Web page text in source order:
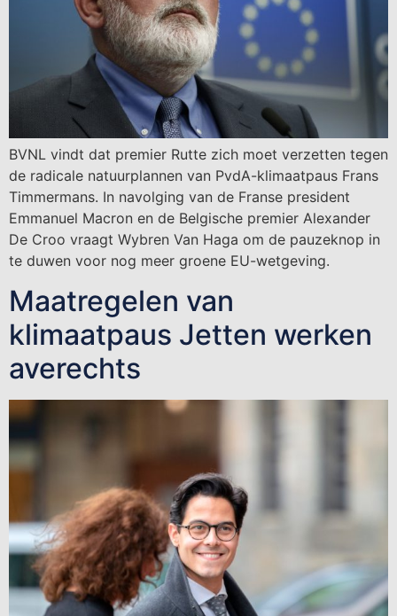
BVNL vindt dat premier Rutte zich moet verzetten tegen
de radicale natuurplannen van PvdA-klimaatpaus Frans
Timmermans. In navolging van de Franse president
Emmanuel Macron en de Belgische premier Alexander
De Croo vraagt Wybren Van Haga om de pauzeknop in
te duwen voor nog meer groene EU-wetgeving.
Maatregelen van
klimaatpaus Jetten werken
averechts